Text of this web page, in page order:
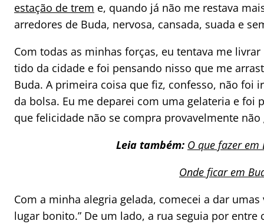
estação de trem e, quando já não me restava
arredores de Buda, nervosa, cansada, suada e
Com todas as minhas forças, eu tentava me
tido da cidade e foi pensando nisso que me
Buda. A primeira coisa que fiz, confesso, não foi
da bolsa. Eu me deparei com uma gelateria e foi
que felicidade não se compra provavelmente não
Leia também: O que fazer em
Onde ficar em
Com a minha alegria gelada, comecei a dar
lugar bonito.” De um lado, a rua seguia por